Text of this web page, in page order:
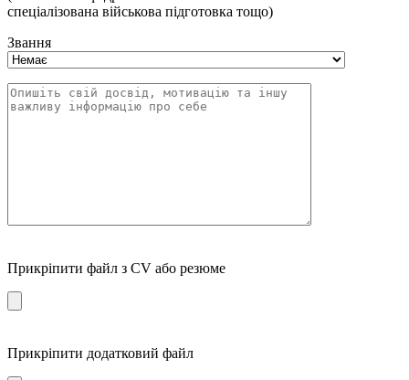
спеціалізована військова підготовка тощо)
Звання
Прикріпити файл з CV або резюме
Прикріпити додатковий файл